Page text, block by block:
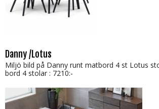
Danny /Lotus
Miljö bild på Danny runt matbord 4 st Lotus
bord 4 stolar : 7210:-